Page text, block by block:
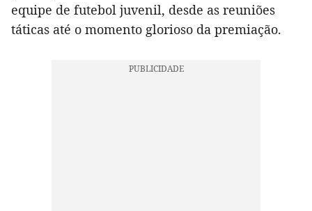
equipe de futebol juvenil, desde as reuniões
táticas até o momento glorioso da premiação.